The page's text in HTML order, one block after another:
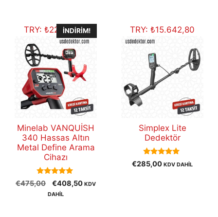
TRY: ₺22.421,34
İNDIRIM!
Minelab VANQUİSH
340 Hassas Altın
Metal Define Arama
Cihazı
5.00
out of 5
€475,00
Orijinal
fiyat:
€408,50Şu
KDV
DAHİL
TRY: ₺15.642,80
Simplex Lite
Dedektör
5.00
out of 5
€285,00 KDV DAHİL